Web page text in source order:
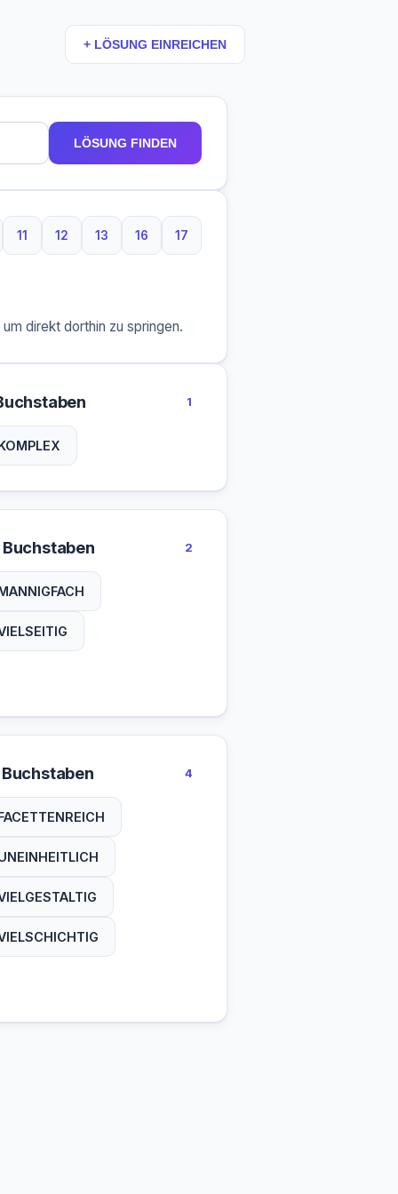
+ LÖSUNG EINREICHEN
LÖSUNG FINDEN
11
11 Buchstaben
12
12 Buchstaben
13
13 Buchstaben
16
16 Buchstaben
17
17 Buchstaben
direkt dorthin zu springen.
1
Buchstaben 2
Buchstaben 4